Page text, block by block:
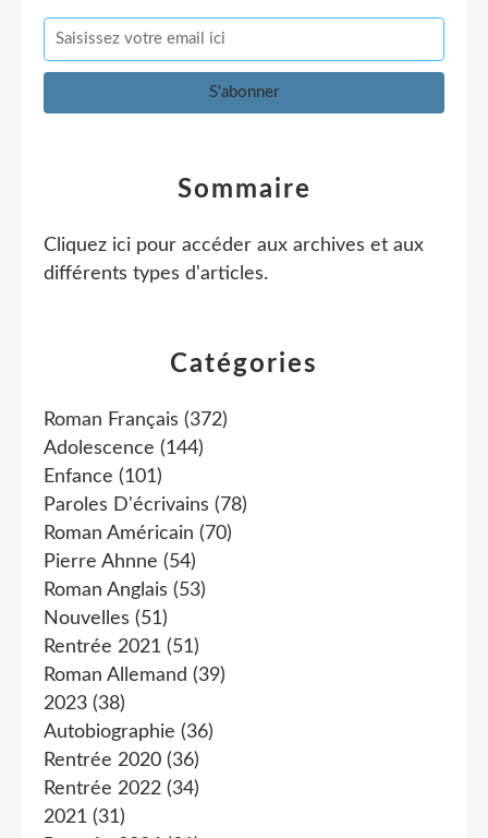
Catégories
Roman Français (372)
Adolescence (144)
Enfance (101)
Paroles D'écrivains (78)
Roman Américain (70)
Pierre Ahnne (54)
Roman Anglais (53)
Nouvelles (51)
Rentrée 2021 (51)
Roman Allemand (39)
2023 (38)
Autobiographie (36)
Rentrée 2020 (36)
Rentrée 2022 (34)
2021 (31)
Sommaire
Cliquez ici pour accéder aux archives et aux
différents types d'articles.